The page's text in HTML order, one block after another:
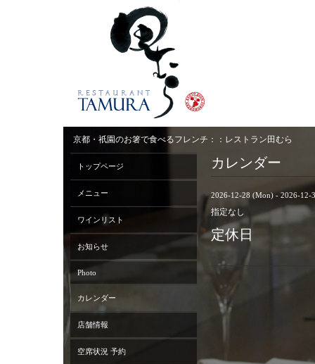
京都・祇園のお箸で食べるフレンチ：：レストラン田むら
カレンダー
2026-12-28 (Mon) - 2026-12-
指定なし
定休日
トップページ
メニュー
ワインリスト
お知らせ
Photo
カレンダー
店舗情報
空席状況 予約